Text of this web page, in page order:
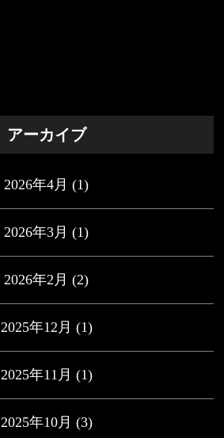
アーカイブ
2026年4月 (1)
2026年3月 (1)
2026年2月 (2)
2025年12月 (1)
2025年11月 (1)
2025年10月 (3)